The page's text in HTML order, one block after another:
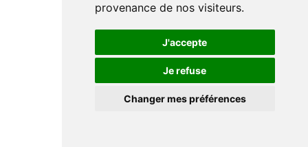
provenance de nos visiteurs.
J'accepte
Je refuse
Changer mes préférences